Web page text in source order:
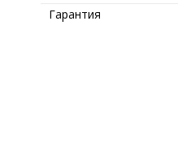
Гарантия